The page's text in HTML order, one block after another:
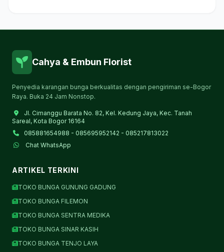
Cahya & Embun Florist
Penyedia karangan bunga berkualitas dengan pengiriman se-Bogor
Raya. Buka 24 Jam Nonstop.
Jl. Cimanggu Barata No. 82, Kel. Kedung Jaya, Kec. Tanah
Sareal, Kota Bogor 16164
085881654988 - 085695952142 - 085217813022
Chat WhatsApp
ARTIKEL TERKINI
TOKO BUNGA GUNUNG GADUNG
TOKO BUNGA FILEMON
TOKO BUNGA SENTRA MEDIKA
TOKO BUNGA SINAR KASIH
TOKO BUNGA TENJO LAYA